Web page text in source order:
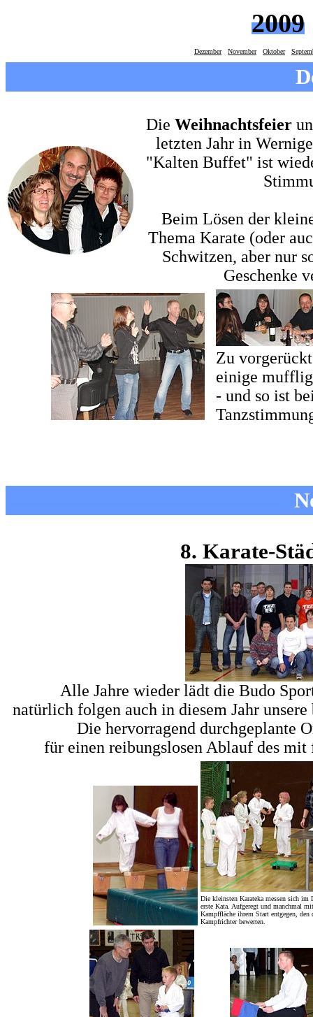
2009
Dezember November Oktober
Die Weihnachtsfeier
letzten Jahr in
"Kalten Buffet" ist
Beim Lösen der
Thema Karate (oder
Schwitzen, aber nur
Geschenke
Zu
einige
- und so ist
8. Karate-
Alle Jahre wieder lädt die Budo
natürlich folgen auch in diesem Jahr
Die hervorragend durchgeplante
für einen reibungslosen Ablauf des
Die kleinsten Karateka messen sich im
erste Kata. Aufgeregt und manchmal
Kampffläche ihrem Start entgegen, den
Kampfrichter bewerten.